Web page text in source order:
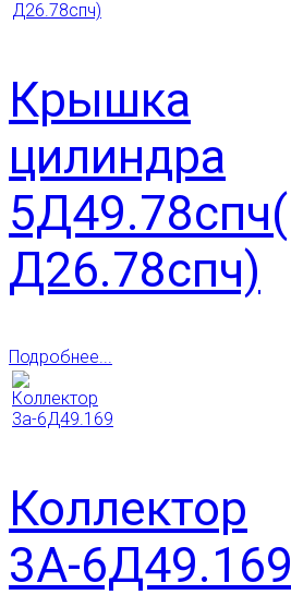
Крышка
цилиндра
5Д49.78спч(
Д26.78спч)
Подробнее...
Коллектор
3А-6Д49.169